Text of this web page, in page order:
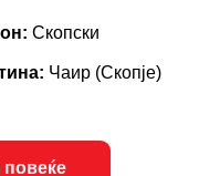
Скопски
Чаир (Скопје)